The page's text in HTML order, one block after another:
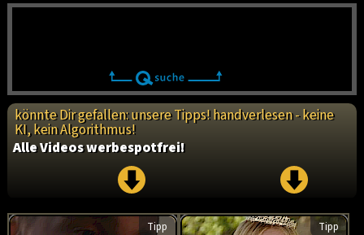
könnte Dir gefallen: unsere Tipps! handverlesen - keine
KI, kein Algorithmus!
Alle Videos werbespotfrei!
Tipp Tipp